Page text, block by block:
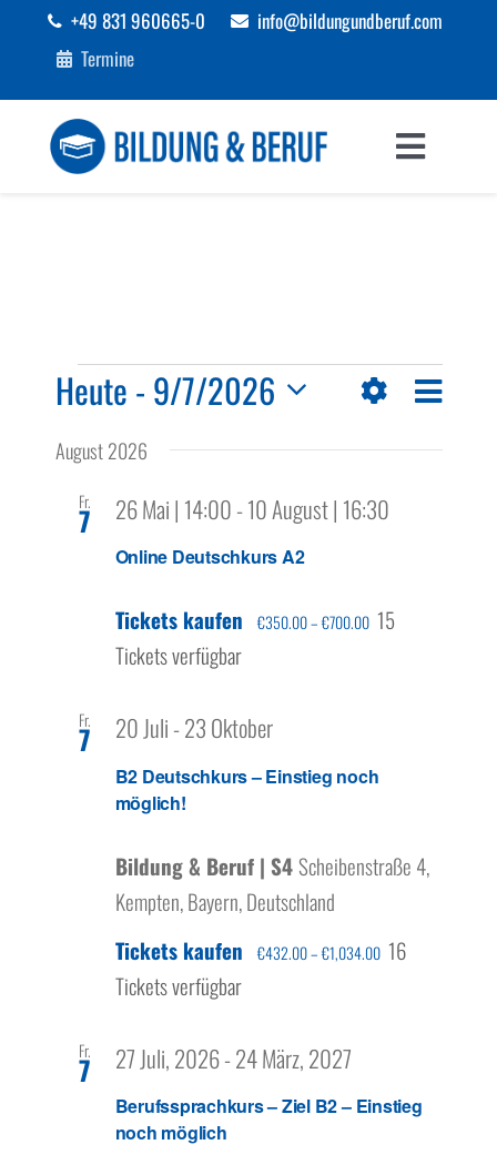
+49 831 960665-0
info@bildungundberuf.com
Termine
Toggle
Beruf
Über uns
Veranstaltungen Ansichten-
Navigation
Anzeigen
Liste
Heute - 9/7/2026
Datum
wählen.
August 2026
Fr.
7
Online Deutschkurs A2
26 Mai | 14:00-10 August | 16:30
Tickets kaufen €350.00 – €700.00 15
Tickets verfügbar
Fr.
7
B2 Deutschkurs – Einstieg noch
möglich!
20 Juli-23 Oktober
Bildung & Beruf | S4 Scheibenstraße 4,
Kempten, Bayern, Deutschland
Tickets kaufen
€432.00 – €1,034.00 16
Tickets verfügbar
Fr.
7
Berufssprachkurs – Ziel B2 – Einstieg
noch möglich
27 Juli, 2026-24 März, 2027